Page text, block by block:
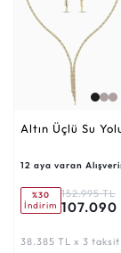
Altın Üçlü Su
12 aya varan
%30
İndirim
152.995 TL
107.090
38.385 TL x 3 taksit